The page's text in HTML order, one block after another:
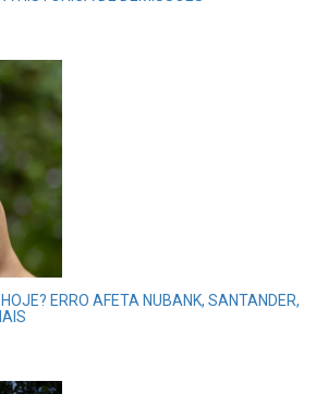
ERRO AFETA NUBANK, SANTANDER,